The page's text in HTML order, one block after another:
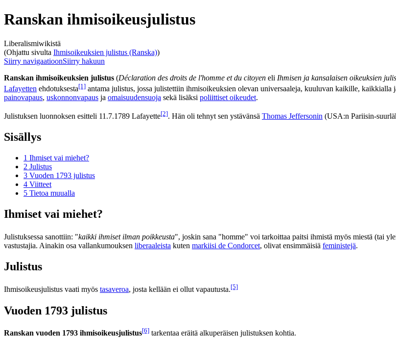
Ranskan ihmisoikeusjulistus
Liberalismiwikistä
(Ohjattu sivulta Ihmisoikeuksien julistus (Ranska))
Siirry navigaatioonSiirry hakuun
Ranskan ihmisoikeuksien julistus (Déclaration des droits de l'homme et du citoyen eli Ihmisen ja kansalaisen oikeuksien
Lafayetten ehdotuksesta[1] antama julistus, jossa julistettiin ihmisoikeuksien olevan universaaleja, kuuluvan kaikille, kaikkialla
painovapaus, uskonnonvapaus ja omaisuudensuoja sekä lisäksi poliittiset oikeudet.
Julistuksen luonnoksen esitteli 11.7.1789 Lafayette[2]. Hän oli tehnyt sen ystävänsä Thomas Jeffersonin (USA:n Pariisin-
Sisällys
1 Ihmiset vai miehet?
2 Julistus
3 Vuoden 1793 julistus
4 Viitteet
5 Tietoa muualla
Ihmiset vai miehet?
Julistuksessa sanottiin: "kaikki ihmiset ilman poikkeusta", joskin sana "homme" voi tarkoittaa paitsi ihmistä myös miestä (tai
vastustajia. Ainakin osa vallankumouksen liberaaleista kuten markiisi de Condorcet, olivat ensimmäisiä feministejä.
Julistus
Ihmisoikeusjulistus vaati myös tasaveroa, josta kellään ei ollut vapautusta.[5]
Vuoden 1793 julistus
Ranskan vuoden 1793 ihmisoikeusjulistus[6] tarkentaa eräitä alkuperäisen julistuksen kohtia.